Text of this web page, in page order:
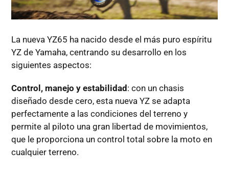
La nueva YZ65 ha nacido desde el más puro espíritu
YZ de Yamaha, centrando su desarrollo en los
siguientes aspectos:
Control, manejo y estabilidad: con un chasis
diseñado desde cero, esta nueva YZ se adapta
perfectamente a las condiciones del terreno y
permite al piloto una gran libertad de movimientos,
que le proporciona un control total sobre la moto en
cualquier terreno.